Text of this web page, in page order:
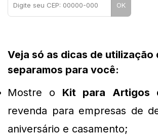
OK
Veja só as dicas de utilização
separamos para você:
Mostre o Kit para Artigos
revenda para empresas de
aniversário e casamento;